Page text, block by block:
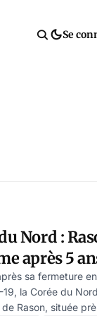
Se
Nord :
après 5
19sa fermeture
19, la Corée du
Rason, située